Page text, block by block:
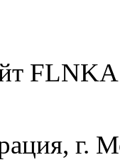
г.